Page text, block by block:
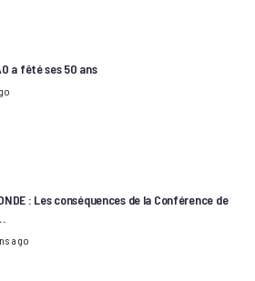
a fêté ses 50 ans
: Les conséquences de la Conférence de
ago